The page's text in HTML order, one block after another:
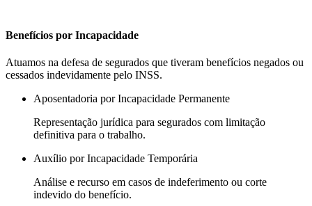
Benefícios por Incapacidade
Atuamos na defesa de segurados que tiveram benefícios negados ou
cessados indevidamente pelo INSS.
Aposentadoria por Incapacidade Permanente
Representação jurídica para segurados com limitação
definitiva para o trabalho.
Auxílio por Incapacidade Temporária
Análise e recurso em casos de indeferimento ou corte
indevido do benefício.